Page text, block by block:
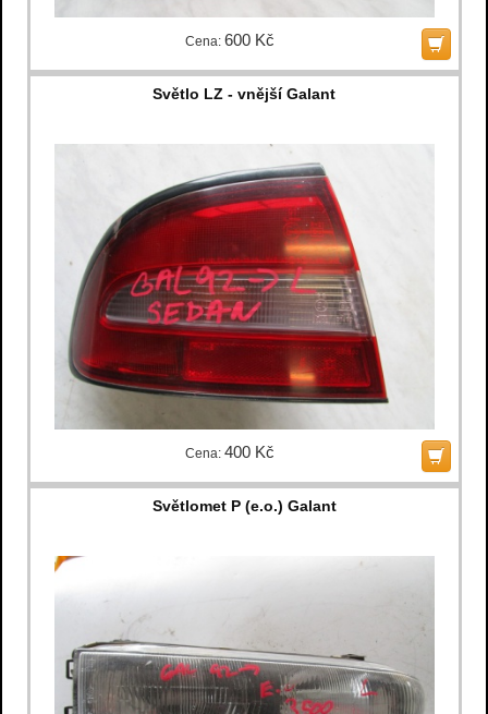
Cena: 600 Kč
Světlo LZ - vnější Galant
Cena: 400 Kč
Světlomet P (e.o.) Galant